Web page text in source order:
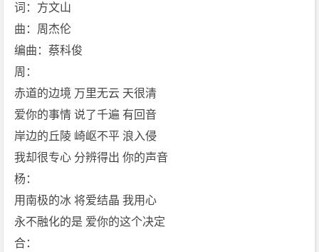
词：方文山
曲：周杰伦
编曲：蔡科俊
周：
赤道的边境 万里无云 天很清
爱你的事情 说了千遍 有回音
岸边的丘陵 崎岖不平 浪入侵
我却很专心 分辨得出 你的声音
杨：
用南极的冰 将爱结晶 我用心
永不融化的是 爱你的这个决定
合：